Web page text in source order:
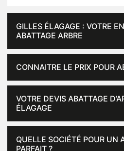
GILLES ÉLAGAGE : VOTRE
ABATTAGE ARBRE
CONNAITRE LE PRIX POUR
VOTRE DEVIS ABATTAGE
ÉLAGAGE
QUELLE SOCIÉTÉ POUR UN
PARFAIT ?